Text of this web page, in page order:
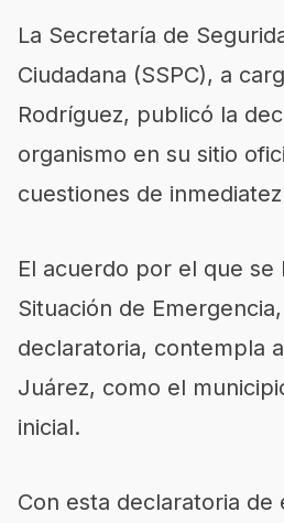
La Secretaría de
Ciudadana (SSPC), a
Rodríguez, publicó la
organismo en su sitio
cuestiones de
El acuerdo por el que se
Situación de
declaratoria, contempla
Juárez, como el
inicial.
Con esta declaratoria de